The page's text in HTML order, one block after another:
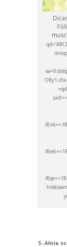
hile(oa
5- Alivia